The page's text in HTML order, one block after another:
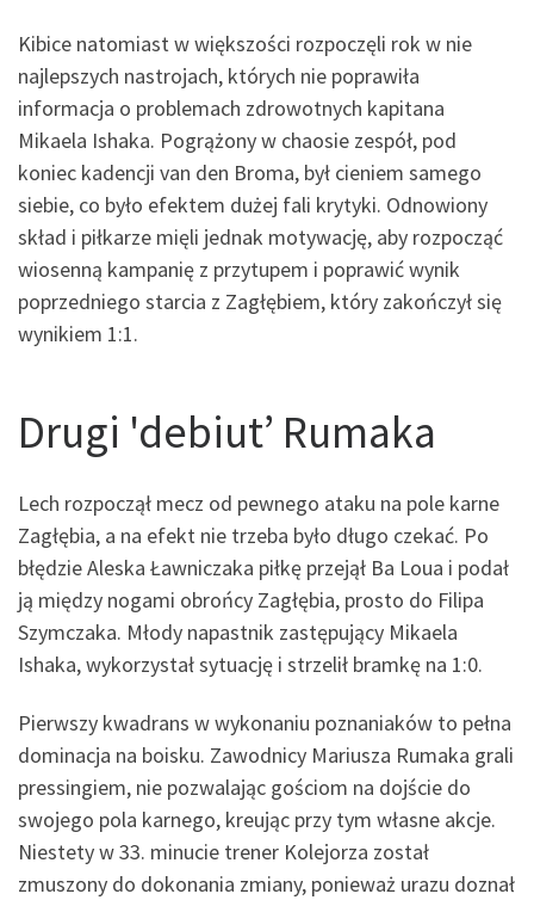
Kibice natomiast w większości rozpoczęli rok w nie
najlepszych nastrojach, których nie poprawiła
informacja o problemach zdrowotnych kapitana
Mikaela Ishaka. Pogrążony w chaosie zespół, pod
koniec kadencji van den Broma, był cieniem samego
siebie, co było efektem dużej fali krytyki. Odnowiony
skład i piłkarze mięli jednak motywację, aby rozpocząć
wiosenną kampanię z przytupem i poprawić wynik
poprzedniego starcia z Zagłębiem, który zakończył się
wynikiem 1:1.
Drugi 'debiut’ Rumaka
Lech rozpoczął mecz od pewnego ataku na pole karne
Zagłębia, a na efekt nie trzeba było długo czekać. Po
błędzie Aleska Ławniczaka piłkę przejął Ba Loua i podał
ją między nogami obrońcy Zagłębia, prosto do Filipa
Szymczaka. Młody napastnik zastępujący Mikaela
Ishaka, wykorzystał sytuację i strzelił bramkę na 1:0.
Pierwszy kwadrans w wykonaniu poznaniaków to pełna
dominacja na boisku. Zawodnicy Mariusza Rumaka grali
pressingiem, nie pozwalając gościom na dojście do
swojego pola karnego, kreując przy tym własne akcje.
Niestety w 33. minucie trener Kolejorza został
zmuszony do dokonania zmiany, ponieważ urazu doznał